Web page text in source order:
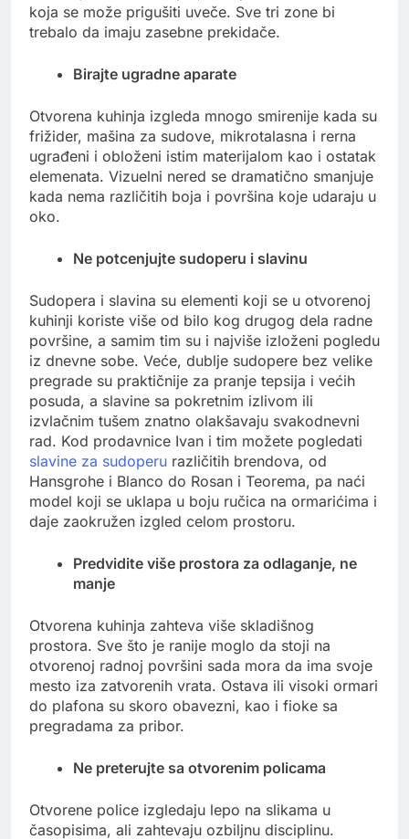
koja se može prigušiti uveče. Sve tri zone bi
trebalo da imaju zasebne prekidače.
Birajte ugradne aparate
Otvorena kuhinja izgleda mnogo smirenije kada su
frižider, mašina za sudove, mikrotalasna i rerna
ugrađeni i obloženi istim materijalom kao i ostatak
elemenata. Vizuelni nered se dramatično smanjuje
kada nema različitih boja i površina koje udaraju u
oko.
Ne potcenjujte sudoperu i slavinu
Sudopera i slavina su elementi koji se u otvorenoj
kuhinji koriste više od bilo kog drugog dela radne
površine, a samim tim su i najviše izloženi pogledu
iz dnevne sobe. Veće, dublje sudopere bez velike
pregrade su praktičnije za pranje tepsija i većih
posuda, a slavine sa pokretnim izlivom ili
izvlačnim tušem znatno olakšavaju svakodnevni
rad. Kod prodavnice Ivan i tim možete pogledati
slavine za sudoperu različitih brendova, od
Hansgrohe i Blanco do Rosan i Teorema, pa naći
model koji se uklapa u boju ručica na ormarićima i
daje zaokružen izgled celom prostoru.
Predvidite više prostora za odlaganje, ne
manje
Otvorena kuhinja zahteva više skladišnog
prostora. Sve što je ranije moglo da stoji na
otvorenoj radnoj površini sada mora da ima svoje
mesto iza zatvorenih vrata. Ostava ili visoki ormari
do plafona su skoro obavezni, kao i fioke sa
pregradama za pribor.
Ne preterujte sa otvorenim policama
Otvorene police izgledaju lepo na slikama u
časopisima, ali zahtevaju ozbiljnu disciplinu.